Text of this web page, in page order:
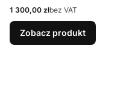
Cena
1 300,00 złbez VAT
Zobacz produkt